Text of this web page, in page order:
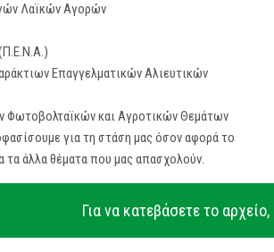
Λαϊκών Αγορών
Επαγγελματικών Αλιευτικών
Φωτοβολταϊκών και Αγροτικών Θεμάτων
για τη στάση μας όσον αφορά το
τα άλλα θέματα που μας απασχολούν.
Για να κατεβάσετε το